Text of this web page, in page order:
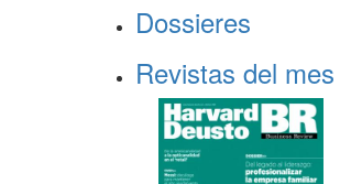
Dossieres
Revistas del mes